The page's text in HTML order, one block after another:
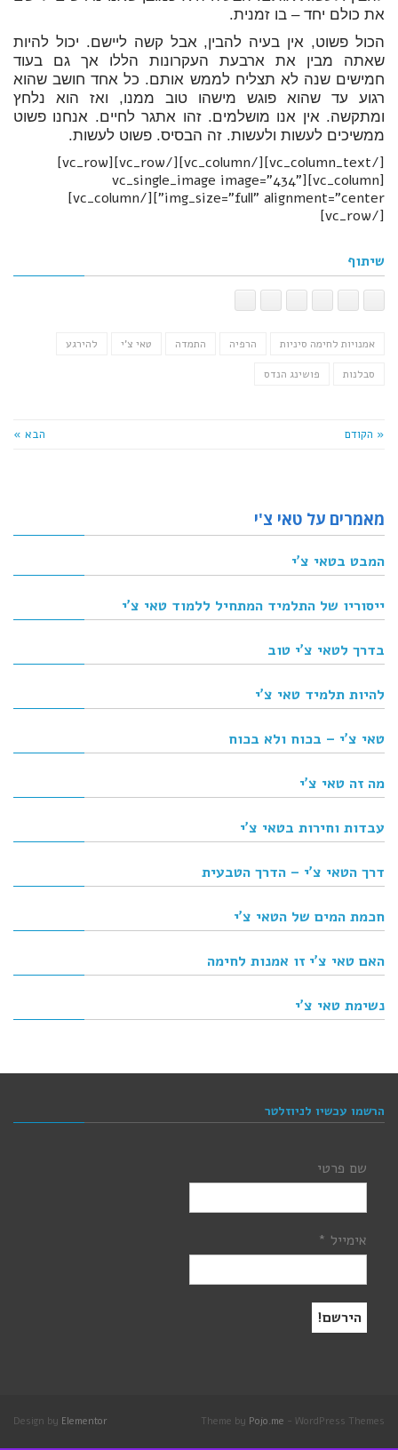
את כולם יחד – בו זמנית.
הכול פשוט, אין בעיה להבין, אבל קשה ליישם. יכול להיות
שאתה מבין את ארבעת העקרונות הללו אך גם בעוד
חמישים שנה לא תצליח לממש אותם. כל אחד חושב שהוא
רגוע עד שהוא פוגש מישהו טוב ממנו, ואז הוא נלחץ
ומתקשה. אין אנו מושלמים. זהו אתגר לחיים. אנחנו פשוט
ממשיכים לעשות ולעשות. זה הבסיס. פשוט לעשות.
[/vc_column_text][/vc_column][/vc_row][vc_row]
[vc_column][vc_single_image image="434"
img_size="full" alignment="center"][/vc_column]
[/vc_row]
שיתוף
אמנויות לחימה סיניות הרפיה התמדה טאי צ'י להירגע
סבלנות פושינג הנדס
« הקודם הבא »
מאמרים על טאי צ'י
המבט בטאי צ'י
ייסוריו של התלמיד המתחיל ללמוד טאי צ'י
בדרך לטאי צ'י טוב
להיות תלמיד טאי צ'י
טאי צ'י – בכוח ולא בכוח
מה זה טאי צ'י
עבדות וחירות בטאי צ'י
דרך הטאי צ'י – הדרך הטבעית
חכמת המים של הטאי צ'י
האם טאי צ'י זו אמנות לחימה
נשימת טאי צ'י
הרשמו עכשיו לניוזלטר
שם פרטי
אימייל *
Theme by Pojo.me - WordPress Themes
Design by Elementor